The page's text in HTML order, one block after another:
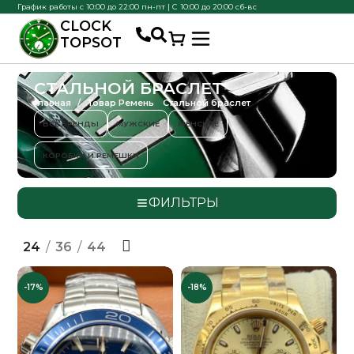
График работы с 10:00 до 22:00 пн-пт | С 10:00 до 20:00 сб-вс
CLOCK
TOPSOT
СТАЛЬНОЙ БРАСЛЕТ
Главная Товар Ремень Стальной браслет
ВСЕ БРЕНДЫ МУЖСКИЕ ЖЕНСКИЕ
КОРОБКИ И РЕМЕШКИ
ФИЛЬТРЫ
24 36 44
-17% -18%